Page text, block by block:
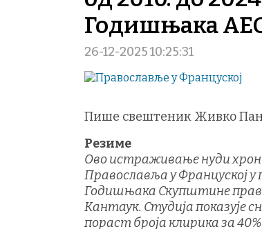
Годишњака
26-12-2025 10:25:31
Пише свештеник Живко
Резиме
Ово истраживање нуди
Православља у Француској у
Годишњака Скупштине
Кантаук. Студија показује
пораст броја клирика за